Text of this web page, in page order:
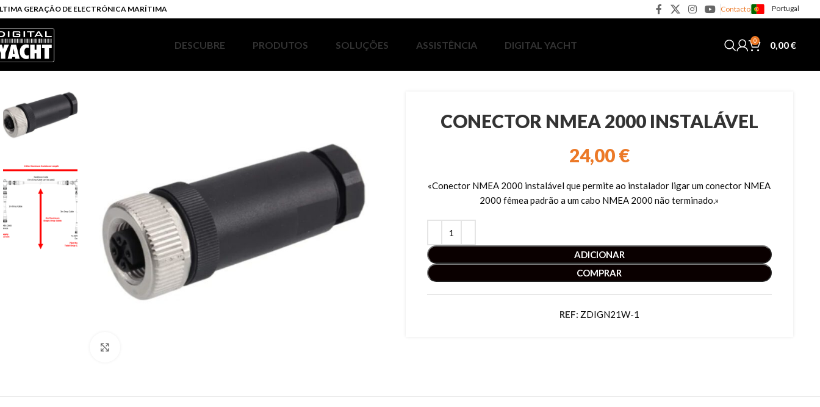
GERAÇÃO DE ELECTRÓNICA MARÍTIMA Contacto Portugal
DESCUBRE PRODUTOS SOLUÇÕES ASSISTÊNCIA DIGITAL YACHT 0 0,00€
CONECTOR NMEA 2000 INSTALÁVEL
24,00€
«Conector NMEA 2000 instalável que permite ao instalador ligar um conector NMEA
2000 fêmea padrão a um cabo NMEA 2000 não terminado.»
ADICIONAR
COMPRAR
REF: ZDIGN21W-1